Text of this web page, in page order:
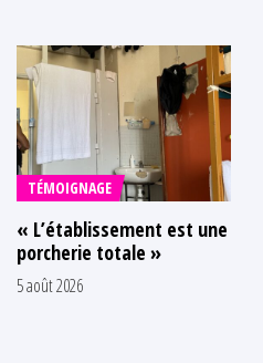
TÉMOIGNAGE
« L’établissement est une
porcherie totale »
5 août 2026